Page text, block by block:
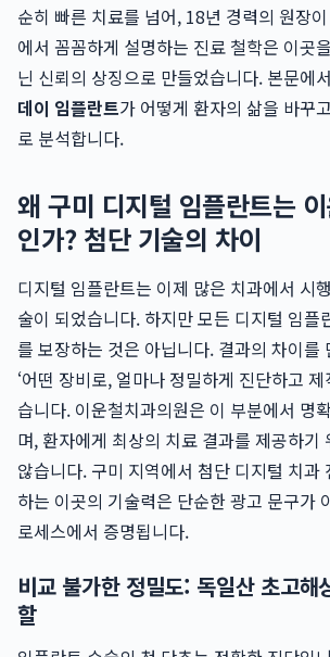
순히 빠른 치료를 넘어, 18년 경력의 원장
에서 꼼꼼하게 설명하는 진료 철학은 이곳
닌 신뢰의 상징으로 만들었습니다. 본문에
데이 임플란트가 어떻게 환자의 삶을 바꾸
로 분석합니다.
왜 구미 디지털 임플란트는
인가? 첨단 기술의 차이
디지털 임플란트는 이제 많은 치과에서 시
술이 되었습니다. 하지만 모든 디지털 임플
를 보장하는 것은 아닙니다. 결과의 차이를
‘어떤 장비로, 얼마나 정밀하게 진단하고
습니다. 이운철치과의원은 이 부분에서 명
며, 환자에게 최상의 치료 결과를 제공하기
않습니다. 구미 지역에서 첨단 디지털 치과
하는 이곳의 기술력은 단순한 광고 문구가
로세스에서 증명됩니다.
비교 불가한 정밀도: 독일산 초고해
할